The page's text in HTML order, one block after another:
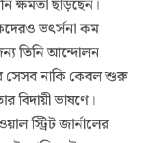
ক্ষমতা ছাড়ছেন।
ভৎর্সনা কম
তিনি আন্দোলন
সেসব নাকি কেবল শুরু
বিদায়ী ভাষণে।
স্ট্রিট জার্নালের